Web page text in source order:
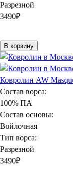
Разрезной
3490₽
В корзину
Ковролин AW
Состав ворса:
100% ПА
Состав основы:
Войлочная
Тип ворса:
Разрезной
3490₽